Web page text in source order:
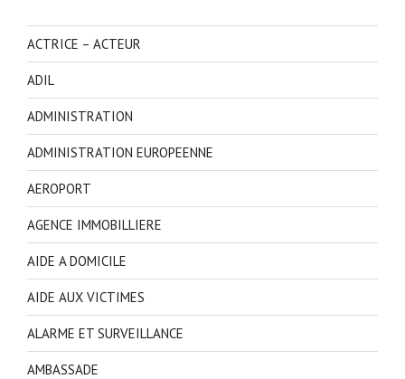
ACTRICE – ACTEUR
ADIL
ADMINISTRATION
ADMINISTRATION EUROPEENNE
AEROPORT
AGENCE IMMOBILLIERE
AIDE A DOMICILE
AIDE AUX VICTIMES
ALARME ET SURVEILLANCE
AMBASSADE